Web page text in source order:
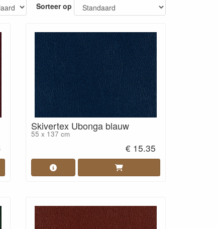
Sorteer op
Skivertex Ubonga blauw
55 x 137 cm
€ 15.35